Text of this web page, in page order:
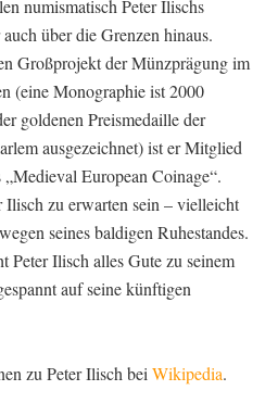
numismatisch Peter Ilischs
über die Grenzen hinaus.
Großprojekt der Münzprägung im
(eine Monographie ist 2000
goldenen Preismedaille der
ausgezeichnet) ist er Mitglied
European Coinage“.
zu erwarten sein – vielleicht
seines baldigen Ruhestandes.
Peter Ilisch alles Gute zu seinem
auf seine künftigen
zu Peter Ilisch bei Wikipedia.